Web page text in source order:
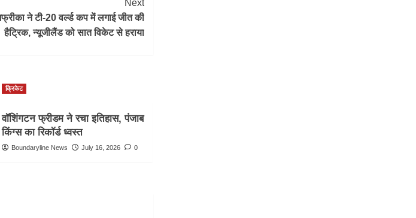
Next
ने टी-20 वर्ल्ड कप में लगाई जीत की
हैट्रिक, न्यूजीलैंड को सात विकेट से हराया
क्रिकेट
वॉशिंगटन फ्रीडम ने रचा इतिहास, पंजाब
किंग्स का रिकॉर्ड ध्वस्त
Boundaryline News July 16, 2026 0